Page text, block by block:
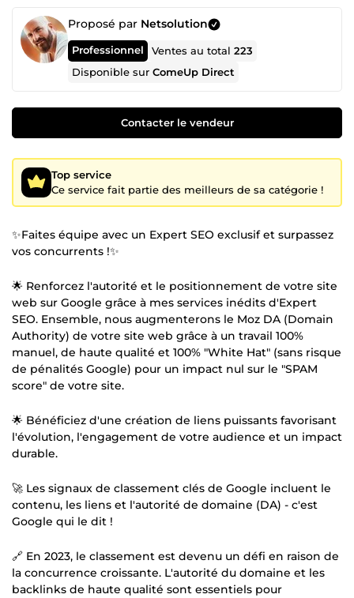
Proposé par Netsolution
Professionnel Ventes au total223
Disponible surComeUp Direct
Contacter le vendeur
Top service
Ce service fait partie des meilleurs de sa catégorie !
✨Faites équipe avec un Expert SEO exclusif et surpassez
vos concurrents !✨
🌟 Renforcez l'autorité et le positionnement de votre site
web sur Google grâce à mes services inédits d'Expert
SEO. Ensemble, nous augmenterons le Moz DA (Domain
Authority) de votre site web grâce à un travail 100%
manuel, de haute qualité et 100% "White Hat" (sans risque
de pénalités Google) pour un impact nul sur le "SPAM
score" de votre site.
🌟 Bénéficiez d'une création de liens puissants favorisant
l'évolution, l'engagement de votre audience et un impact
durable.
🚀 Les signaux de classement clés de Google incluent le
contenu, les liens et l'autorité de domaine (DA) - c'est
Google qui le dit !
🔗 En 2023, le classement est devenu un défi en raison de
la concurrence croissante. L'autorité du domaine et les
backlinks de haute qualité sont essentiels pour